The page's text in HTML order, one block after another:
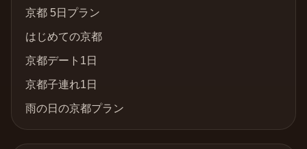
京都 5日プラン
はじめての京都
京都デート1日
京都子連れ1日
雨の日の京都プラン